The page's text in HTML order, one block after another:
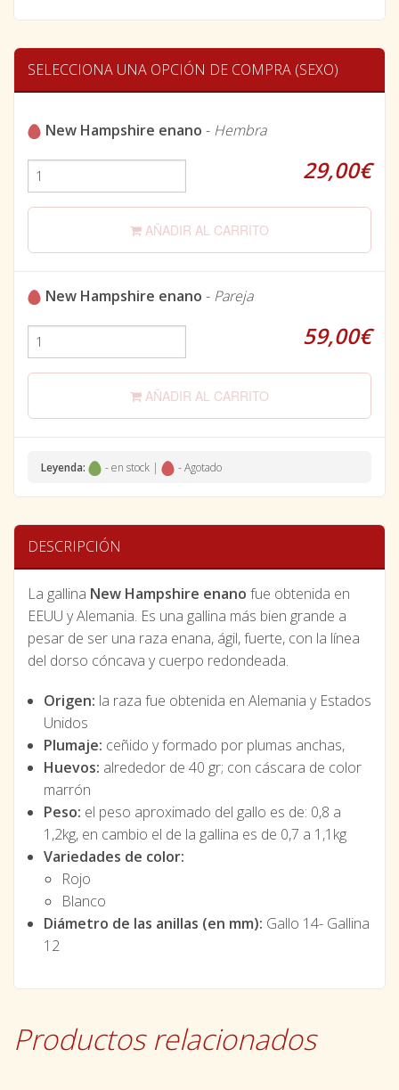
SELECCIONA UNA OPCIÓN DE COMPRA (SEXO)
New Hampshire enano - Hembra
29,00€
AÑADIR AL CARRITO
New Hampshire enano - Pareja
59,00€
AÑADIR AL CARRITO
Leyenda: - en stock | - Agotado
DESCRIPCIÓN
La gallina New Hampshire enano fue obtenida en
EEUU y Alemania. Es una gallina más bien grande a
pesar de ser una raza enana, ágil, fuerte, con la línea
del dorso cóncava y cuerpo redondeada.
Origen: la raza fue obtenida en Alemania y Estados
Unidos
Plumaje: ceñido y formado por plumas anchas,
Huevos: alrededor de 40 gr; con cáscara de color
marrón
Peso: el peso aproximado del gallo es de: 0,8 a
1,2kg, en cambio el de la gallina es de 0,7 a 1,1kg
Variedades de color:
Rojo
Blanco
Diámetro de las anillas (en mm): Gallo 14- Gallina
12
Productos relacionados